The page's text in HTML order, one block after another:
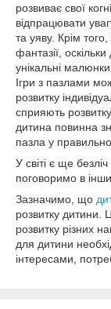
розвиває свої
відпрацювати
та уяву. Крім
фантазії,
унікальні малюнки
Ігри з пазлами
розвитку
сприяють
дитина повинна
пазла у
У світі є ще
поговоримо в
Зазначимо, що
розвитку дитини.
розвитку різних
для дитини
інтересами,